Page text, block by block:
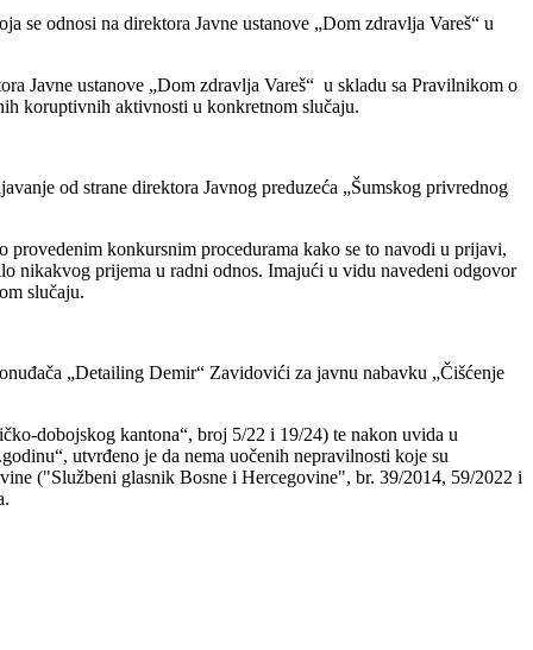
odnosi na direktora Javne ustanove „Dom zdravlja Vareš“ u
Javne ustanove „Dom zdravlja Vareš“ u skladu sa Pravilnikom o
koruptivnih aktivnosti u konkretnom slučaju.
od strane direktora Javnog preduzeća „Šumskog privrednog
provedenim konkursnim procedurama kako se to navodi u prijavi,
nikakvog prijema u radni odnos. Imajući u vidu navedeni odgovor
slučaju.
„Detailing Demir“ Zavidovići za javnu nabavku „Čišćenje
dobojskog kantona“, broj 5/22 i 19/24) te nakon uvida u
utvrđeno je da nema uočenih nepravilnosti koje su
("Službeni glasnik Bosne i Hercegovine", br. 39/2014, 59/2022 i